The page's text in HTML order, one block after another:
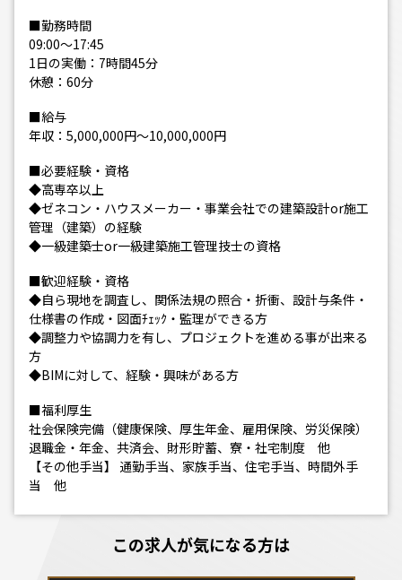
■勤務時間
09:00～17:45
1日の実働：7時間45分
休憩：60分
■給与
年収：5,000,000円～10,000,000円
■必要経験・資格
◆高専卒以上
◆ゼネコン・ハウスメーカー・事業会社での建築設計or施工
管理（建築）の経験
◆一級建築士or一級建築施工管理技士の資格
■歓迎経験・資格
◆自ら現地を調査し、関係法規の照合・折衝、設計与条件・
仕様書の作成・図面ﾁｪｯｸ・監理ができる方
◆調整力や協調力を有し、プロジェクトを進める事が出来る
方
◆BIMに対して、経験・興味がある方
■福利厚生
社会保険完備（健康保険、厚生年金、雇用保険、労災保険）
退職金・年金、共済会、財形貯蓄、寮・社宅制度 他
【その他手当】 通勤手当、家族手当、住宅手当、時間外手
当 他
この求人が気になる方は